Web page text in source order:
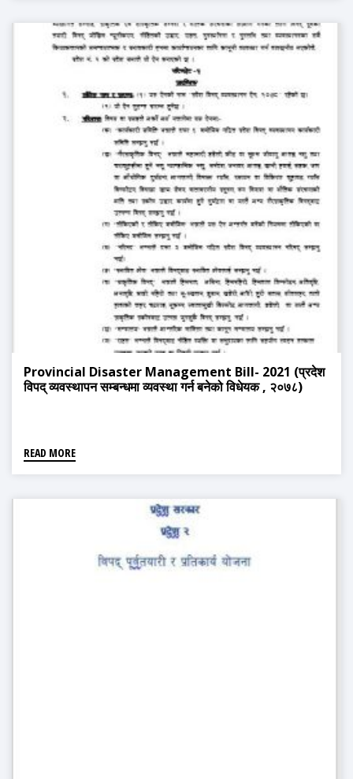
Provincial Disaster Management Bill- 2021 (प्रदेश
विपद् व्यवस्थापन सम्बन्धमा व्यवस्था गर्न बनेको विधेयक , २०७८)
READ MORE